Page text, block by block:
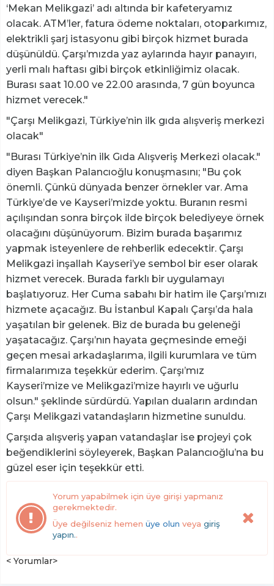
‘Mekan Melikgazi’ adı altında bir kafeteryamız
olacak. ATM’ler, fatura ödeme noktaları, otoparkımız,
elektrikli şarj istasyonu gibi birçok hizmet burada
düşünüldü. Çarşı’mızda yaz aylarında hayır panayırı,
yerli malı haftası gibi birçok etkinliğimiz olacak.
Burası saat 10.00 ve 22.00 arasında, 7 gün boyunca
hizmet verecek."
"Çarşı Melikgazi, Türkiye’nin ilk gıda alışveriş merkezi
olacak"
"Burası Türkiye’nin ilk Gıda Alışveriş Merkezi olacak."
diyen Başkan Palancıoğlu konuşmasını; "Bu çok
önemli. Çünkü dünyada benzer örnekler var. Ama
Türkiye’de ve Kayseri’mizde yoktu. Buranın resmi
açılışından sonra birçok ilde birçok belediyeye örnek
olacağını düşünüyorum. Bizim burada başarımız
yapmak isteyenlere de rehberlik edecektir. Çarşı
Melikgazi inşallah Kayseri’ye sembol bir eser olarak
hizmet verecek. Burada farklı bir uygulamayı
başlatıyoruz. Her Cuma sabahı bir hatim ile Çarşı’mızı
hizmete açacağız. Bu İstanbul Kapalı Çarşı’da hala
yaşatılan bir gelenek. Biz de burada bu geleneği
yaşatacağız. Çarşı’nın hayata geçmesinde emeği
geçen mesai arkadaşlarıma, ilgili kurumlara ve tüm
firmalarımıza teşekkür ederim. Çarşı’mız
Kayseri’mize ve Melikgazi’mize hayırlı ve uğurlu
olsun." şeklinde sürdürdü. Yapılan duaların ardından
Çarşı Melikgazi vatandaşların hizmetine sunuldu.
Çarşıda alışveriş yapan vatandaşlar ise projeyi çok
beğendiklerini söyleyerek, Başkan Palancıoğlu’na bu
güzel eser için teşekkür etti.
Yorum yapabilmek için üye girişi yapmanız
gerekmektedir.
Üye değilseniz hemen üye olun veya giriş
yapın..
< Yorumlar>